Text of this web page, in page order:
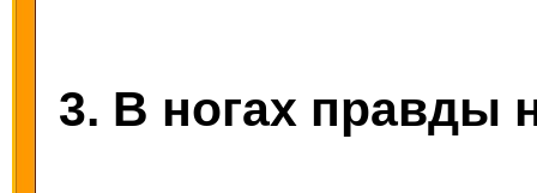
3. В ногах правды